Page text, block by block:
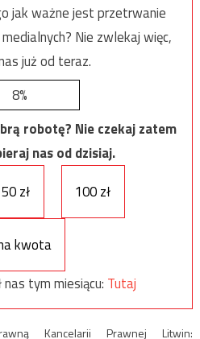
jak ważne jest przetrwanie
Nie zwlekaj więc,
już od teraz.
8%
robotę? Nie czekaj zatem
nas od dzisiaj.
50 zł 100 zł
kwota
tym miesiącu: Tutaj
Kancelarii Prawnej Litwin: